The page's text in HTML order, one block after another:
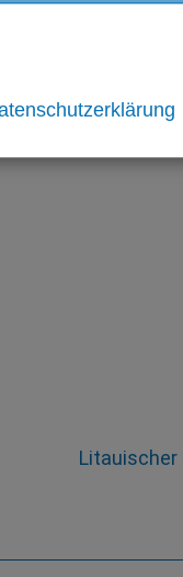
(in
Litauischer